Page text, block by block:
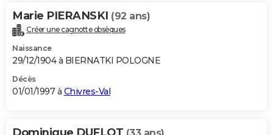
Marie PIERANSKI (92 ans)
Créer une cagnotte obsèques
Naissance
29/12/1904 à BIERNATKI POLOGNE
Décès
01/01/1997 à Chivres-Val